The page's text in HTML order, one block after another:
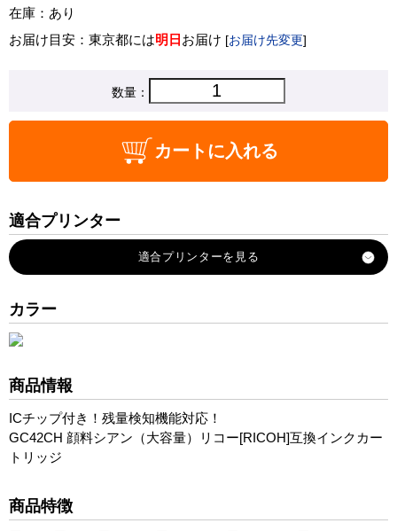
在庫：あり
お届け目安：東京都には明日 お届け [お届け先変更]
数量：
カートに入れる
適合プリンター
カラー
商品情報
ICチップ付き！残量検知機能対応！
GC42CH 顔料シアン（大容量）リコー[RICOH]互換インクカー
トリッジ
商品特徴